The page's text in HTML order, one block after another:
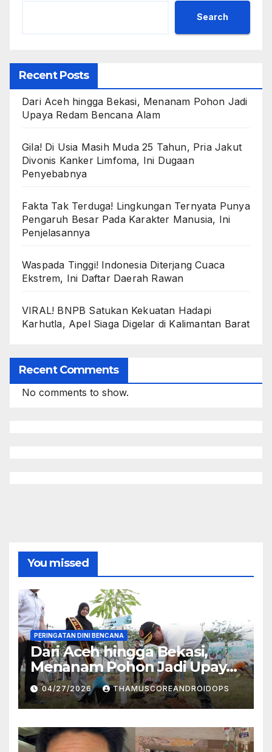
Search
Recent Posts
Dari Aceh hingga Bekasi, Menanam Pohon Jadi
Upaya Redam Bencana Alam
Gila! Di Usia Masih Muda 25 Tahun, Pria Jakut
Divonis Kanker Limfoma, Ini Dugaan
Penyebabnya
Fakta Tak Terduga! Lingkungan Ternyata Punya
Pengaruh Besar Pada Karakter Manusia, Ini
Penjelasannya
Waspada Tinggi! Indonesia Diterjang Cuaca
Ekstrem, Ini Daftar Daerah Rawan
VIRAL! BNPB Satukan Kekuatan Hadapi
Karhutla, Apel Siaga Digelar di Kalimantan Barat
Recent Comments
No comments to show.
You missed
PERINGATAN DINI BENCANA
Dari Aceh hingga Bekasi,
Menanam Pohon Jadi Upaya
Redam Bencana Alam
04/27/2026 THAMUSCOREANDROIDOPS